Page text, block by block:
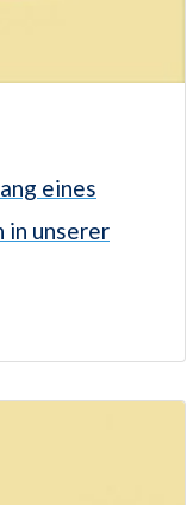
eines
in unserer